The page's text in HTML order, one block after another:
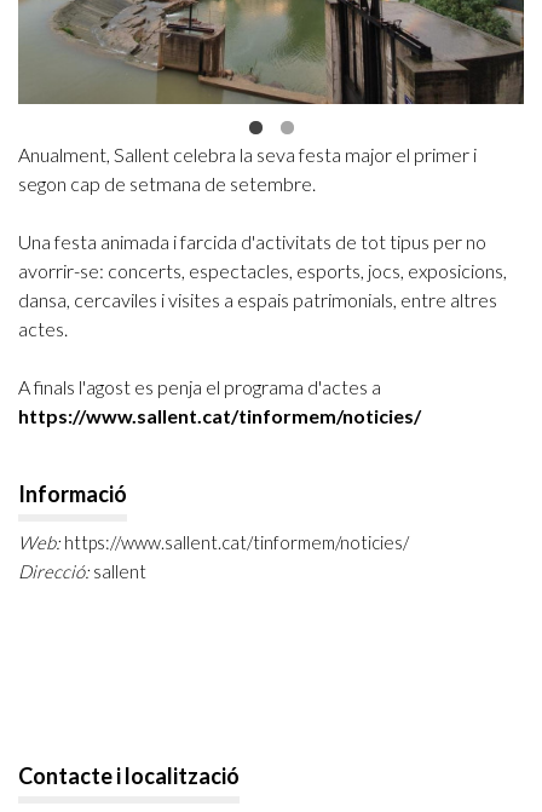
Anualment, Sallent celebra la seva festa major el primer i
segon cap de setmana de setembre.
Una festa animada i farcida d'activitats de tot tipus per no
avorrir-se: concerts, espectacles, esports, jocs, exposicions,
dansa, cercaviles i visites a espais patrimonials, entre altres
actes.
A finals l'agost es penja el programa d'actes a
https://www.sallent.cat/tinformem/noticies/
Informació
Web: https://www.sallent.cat/tinformem/noticies/
Direcció: sallent
Contacte i localització